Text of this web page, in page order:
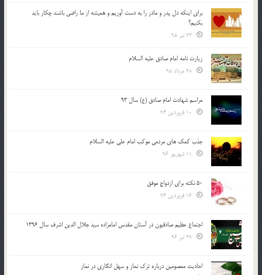
براي اينكه دل پدر و مادر را به دست آوريم و هميشه از ما راضي باشند چكار بايد
بكنيم؟
زیارت نامه امام صادق علیه السلام
مراسم شهادت امام صادق (ع) سال 93
جذب کمک های مردمی موکب امام علی علیه السلام
50 نکته برای ازدواج موفق
اجتماع عظیم صادقیون در آستان مقدس امامزاده سید جلال الدین اشرف سال 1396
احادیث معصومین درباره ترک نماز و سهل انگاری در نماز